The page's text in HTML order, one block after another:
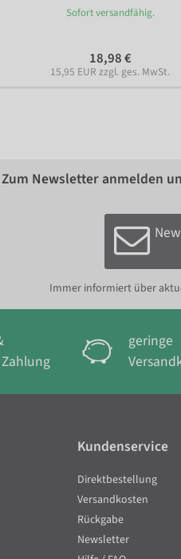
Sofort versandfähig.
18,98 €
15,95 EUR zzgl. ges. MwSt.
Zum Newsletter anmelden
Immer informiert über
geringe
Kundenservice
Direktbestellung
Versandkosten
Rückgabe
Newsletter